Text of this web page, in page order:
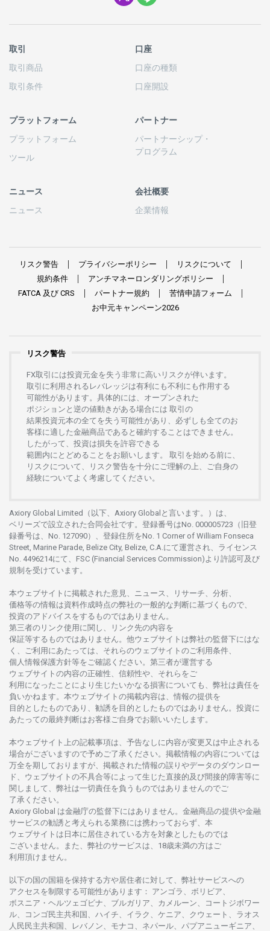
取引
取引商品
取引条件
口座
口座の種類
口座開設
プラットフォーム
プラットフォーム
ツール
パートナー
パートナーシップ・
プログラム
ニュース
ニュース
会社概要
企業情報
リスク警告 プライバシーポリシー
リスクについて
規約条件
アンチマネーロンダリングポリシー
FATCA 及び CRS パートナー規約 苦情申請フォーム
お中元キャンペーン2026
リスク警告
FX取引には投資元金を失う 非常に高い リスクが伴います。
取引に利用さ れる レバレッジは有利にも不利にも作用する
可能性があります。 具体的には、 オープンさ れた
ポジションと 逆の値動きがある場合には 取引の
結果投資元本の全てを失う 可能性があり、 必ずしも全てのお
客様に適した金融商品であると 確約することはできません。
したがって、 投資は損失を許容できる
範囲内にとどめることをお願いします 。 取引を始める前に、
リスクについて、
リスク警告を十分に ご理解の 上、 ご自身の
経験について よく 考慮してください。
Axiory Global Limited（以下、Axiory Globalと言います。）は、
ベリーズで設立さ れた合同会社です。 登録番号はNo. 000005723（旧登
録番号は、No. 127090）、 登録住所をNo. 1 Corner of William Fonseca
Street, Marine Parade, Belize City, Belize, C.A.にて運営さ れ、 ライセンス
No. 4496214にて、FSC (Financial Services Commission)より 許認可及び
規制を受けています。
本ウェブサイトに掲載さ れた意見、ニュース、リサーチ、分析、
価格等の情報は資料作成時点の弊社の一般的な判断に基づくもので、
投資のアドバイスをするものではありません。
第三者の リンク使用に関し、 リンク先の内容を
保証等するものではありません。 他ウェブサイトは弊社の監督下にはな
く、
ご利用に あたっては、 それらのウェブサイトの ご利用条件、
個人情報保護方針等を ご確認ください。 第三者が運営する
ウェブサイトの内容の正確性、信頼性や、それらをご
利用になったことにより 生じたいかなる損害についても、 弊社は責任を
負いかね ます。 本ウェブサイトの掲載内容は、 情報の提供を
目的としたものであり、 勧誘を 目的としたものではありません。 投資に
あたっての最終判断はお客様ご自身でお願いいたします。
本ウェブサイト 上の記載事項は、 予告なしに 内容が変更又は中止さ れる
場合がございますので予めご了承ください。 掲載情報の内容については
万全を期しておりますが、 掲載さ れた情報の誤りやデータのダウンロー
ド、 ウェブサイトの不具合等に よって生じた 直接的及び間接的障害等に
関し まして、 弊社は一切責任を負うものではありませんのでご
了承ください。
Axiory Global は金融庁の監督下にはありません。 金融商品の提供や金融
サービスの勧誘と 考えられる業務には携わっておらず、 本
ウェブサイトは 日本に 居住さ れている方を対象としたものでは
ございません。
また、 弊社のサービスは、18歳未満の方は ご
利用頂けません 。
以下の国の国籍を保持する方や居住者に対して、 弊社サービスへの
アクセスを制限する可能性があります ： アンゴラ、ボリビア、
ボスニア ・ ヘルツェゴビナ、ブルガリア、カメルーン、コートジボワー
ル、
コンゴ民主共和国、ハイチ、イラク、ケニア、クウェート、 ラオス
人民民主共和国、レバノン、モナコ、ネパール、パプアニューギニア、